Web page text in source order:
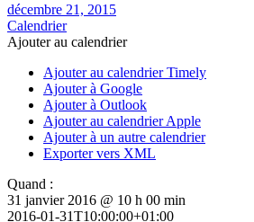
décembre 21, 2015
Calendrier
Ajouter au calendrier
Ajouter au calendrier Timely
Ajouter à Google
Ajouter à Outlook
Ajouter au calendrier Apple
Ajouter à un autre calendrier
Exporter vers XML
Quand :
31 janvier 2016 @ 10 h 00 min
2016-01-31T10:00:00+01:00